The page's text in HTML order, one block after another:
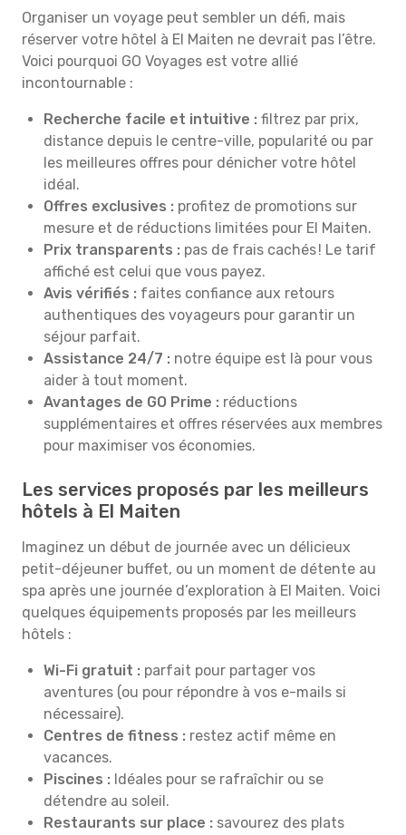
Organiser un voyage peut sembler un défi, mais
réserver votre hôtel à El Maiten ne devrait pas l’être.
Voici pourquoi GO Voyages est votre allié
incontournable :
Recherche facile et intuitive : filtrez par prix,
distance depuis le centre-ville, popularité ou par
les meilleures offres pour dénicher votre hôtel
idéal.
Offres exclusives : profitez de promotions sur
mesure et de réductions limitées pour El Maiten.
Prix transparents : pas de frais cachés ! Le tarif
affiché est celui que vous payez.
Avis vérifiés : faites confiance aux retours
authentiques des voyageurs pour garantir un
séjour parfait.
Assistance 24/7 : notre équipe est là pour vous
aider à tout moment.
Avantages de GO Prime : réductions
supplémentaires et offres réservées aux membres
pour maximiser vos économies.
Les services proposés par les meilleurs
hôtels à El Maiten
Imaginez un début de journée avec un délicieux
petit-déjeuner buffet, ou un moment de détente au
spa après une journée d’exploration à El Maiten. Voici
quelques équipements proposés par les meilleurs
hôtels :
Wi-Fi gratuit : parfait pour partager vos
aventures (ou pour répondre à vos e-mails si
nécessaire).
Centres de fitness : restez actif même en
vacances.
Piscines : Idéales pour se rafraîchir ou se
détendre au soleil.
Restaurants sur place : savourez des plats